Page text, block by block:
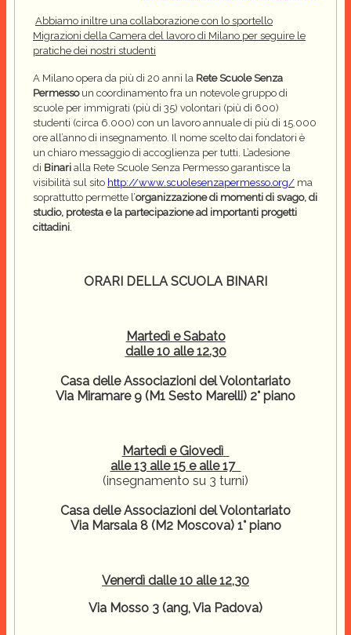
Abbiamo iniltre una collaborazione con lo sportello
Migrazioni della Camera del lavoro di Milano per seguire le
pratiche dei nostri studenti
A Milano opera da più di 20 anni la Rete Scuole Senza
Permessoun coordinamento fra un notevole gruppo di
scuole per immigrati (più di 35) volontari (più di 600)
studenti (circa 6.000) con un lavoro annuale di più di 15.000
ore all’anno di insegnamento. Il nome scelto dai fondatori è
un chiaro messaggio di accoglienza per tutti. L’adesione
di Binari alla Rete Scuole Senza Permesso garantisce la
visibilità sul sito http://www.scuolesenzapermesso.org/ ma
soprattutto permette l’organizzazione di momenti di svago, di
studio, protesta e la partecipazione ad importanti progetti
cittadini.
ORARI DELLA SCUOLA BINARI
Martedì e Sabato
dalle 10 alle 12.30
Casa delle Associazioni del Volontariato
Via Miramare 9 (M1 Sesto Marelli) 2° piano
Martedì e Giovedì
alle 13 alle 15 e alle 17
(insegnamento su 3 turni)
Casa delle Associazioni del Volontariato
Via Marsala 8 (M2 Moscova) 1° piano
Venerdì dalle 10 alle 12,30
Via Mosso 3 (ang, Via Padova)